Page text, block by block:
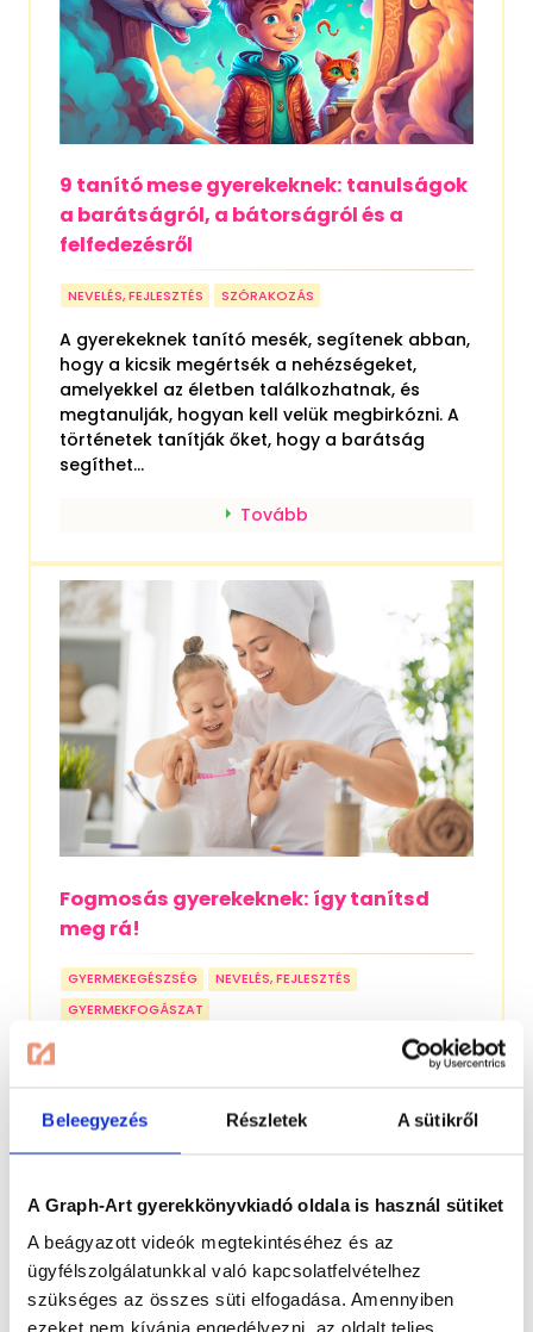
Beleegyezés Részletek A sütikről
A Graph-Art gyerekkönyvkiadó oldala is használ sütiket
A beágyazott videók megtekintéséhez és az
ügyfélszolgálatunkkal való kapcsolatfelvételhez
szükséges az összes süti elfogadása. Amennyiben
ezeket nem kívánja engedélyezni, az oldalt teljes
9 tanító mese gyerekeknek: tanulságok
a barátságról, a bátorságról és a
felfedezésről
NEVELÉS, FEJLESZTÉS SZÓRAKOZÁS
A gyerekeknek tanító mesék, segítenek abban,
hogy a kicsik megértsék a nehézségeket,
amelyekkel az életben találkozhatnak, és
megtanulják, hogyan kell velük megbirkózni. A
történetek tanítják őket, hogy a barátság
segíthet...
Tovább
Fogmosás gyerekeknek: így tanítsd
meg rá!
GYERMEKEGÉSZSÉG
NEVELÉS, FEJLESZTÉS
GYERMEKFOGÁSZAT
Szülőként folytonos küzdelmet kell vívnunk a
fésülködni, az ő esetében gondolkodhatunk
egy rövidebb frizurában, amely kevesebb